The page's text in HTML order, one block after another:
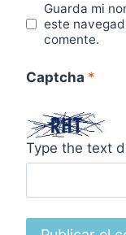
Guarda mi
este
comente.
Captcha *
Type the text